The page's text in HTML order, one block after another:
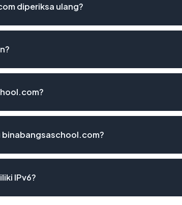
diperiksa ulang?
binabangsaschool.com?
IPv6?